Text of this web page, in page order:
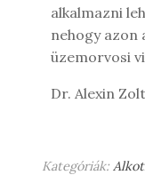
alkalmazni
nehogy azon
üzemorvosi
Dr. Alexin
Kategóriák: